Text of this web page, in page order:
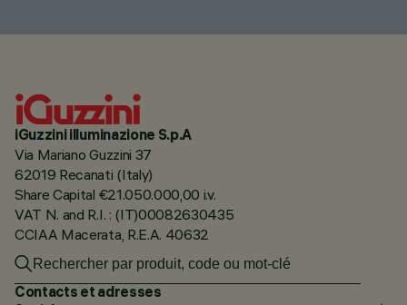
iGuzzini illuminazione S.p.A
Via Mariano Guzzini 37
62019 Recanati (Italy)
Share Capital €21.050.000,00 i.v.
VAT N. and R.I. : (IT)00082630435
CCIAA Macerata, R.E.A. 40632
Contacts et adresses